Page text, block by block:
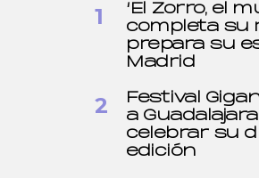
‘El Zorro, el
completa su
prepara su
Madrid
Festival
a
celebrar su
edición